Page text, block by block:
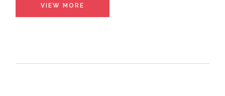
VIEW MORE